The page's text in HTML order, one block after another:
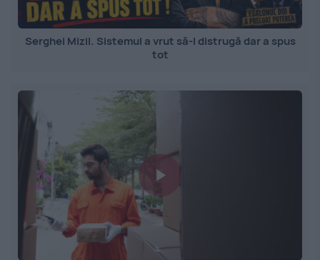
Serghei Mizil. Sistemul a vrut să-l distrugă dar a spus
tot